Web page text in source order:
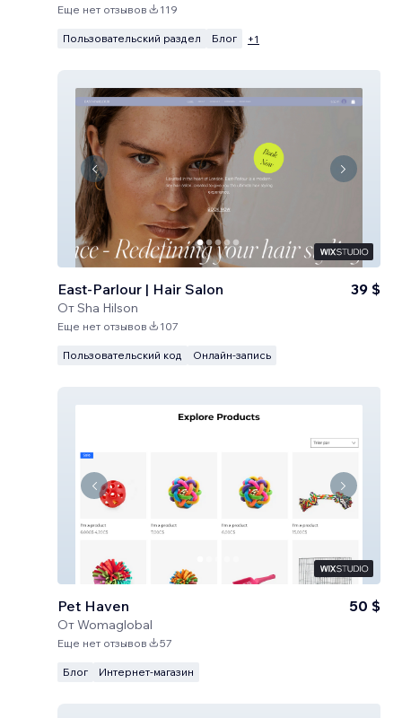
Еще нет отзывов 119
Пользовательский раздел Блог +1
East-Parlour | Hair Salon
ОтSha Hilson
39 $
Еще нет отзывов 107
Пользовательский код Онлайн-запись
Pet Haven
ОтWomaglobal
50 $
Еще нет отзывов 57
Блог Интернет-магазин